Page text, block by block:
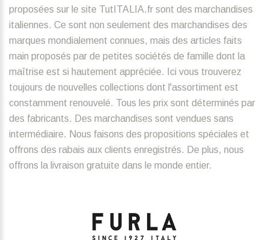
proposées sur le site TutITALIA.fr sont des marchandises
italiennes. Ce sont non seulement des marchandises des
marques mondialement connues, mais des articles faits
main proposés par de petites sociétés de famille dont la
maîtrise est si hautement appréciée. Ici vous trouverez
toujours de nouvelles collections dont l'assortiment est
constamment renouvelé. Tous les prix sont déterminés par
des fabricants. Des marchandises sont vendues sans
intermédiaire. Nous faisons des propositions spéciales et
offrons des rabais aux clients enregistrés. De plus, nous
offrons la livraison gratuite dans le monde entier.